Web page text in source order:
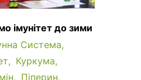
імунітет до зими
Система
Куркума
Піперин